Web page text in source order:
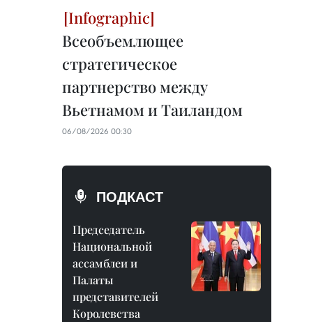
Всеобъемлющее
стратегическое
партнерство между
Вьетнамом и Таиландом
06/08/2026 00:30
ПОДКАСТ
Председатель
Национальной
ассамблеи и
Палаты
представителей
Королевства